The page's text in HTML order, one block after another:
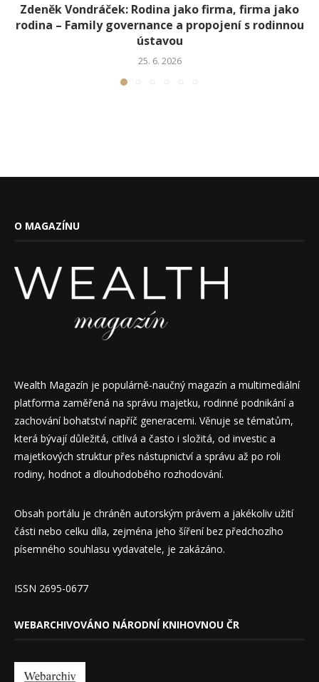
Zdeněk Vondráček: Rodina jako firma, firma jako
rodina – Family governance a propojení s rodinnou
ústavou
25. 6. 2026
O MAGAZÍNU
Wealth Magazín je populárně-naučný magazín a multimediální
platforma zaměřená na správu majetku, rodinné podnikání a
zachování bohatství napříč generacemi. Věnuje se tématům,
která bývají důležitá, citlivá a často i složitá, od investic a
majetkových struktur přes nástupnictví a správu až po roli
rodiny, hodnot a dlouhodobého rozhodování.
Obsah portálu je chráněn autorským právem a jakékoliv užití
části nebo celku díla, zejména jeho šíření bez předchozího
písemného souhlasu vydavatele, je zakázáno.
ISSN 2695-0677
WEBARCHIVOVÁNO NÁRODNÍ KNIHOVNOU ČR